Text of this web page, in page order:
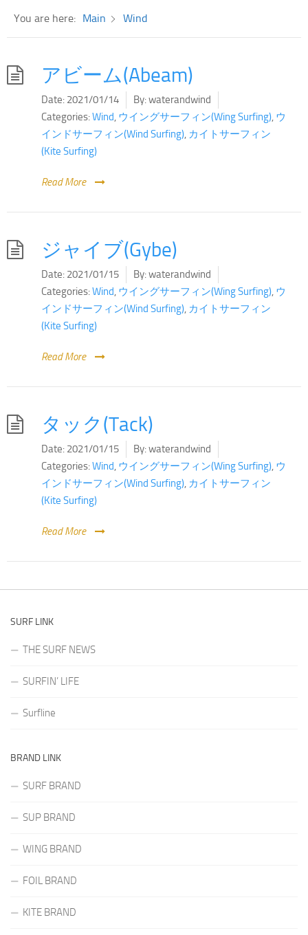
You are here: Main Wind
アビーム(Abeam)
Date: 2021/01/14 By:waterandwind
Categories:Wind, ウイングサーフィン(Wing Surfing), ウ
インドサーフィン(Wind Surfing), カイトサーフィン
(Kite Surfing)
Read More
ジャイブ(Gybe)
Date: 2021/01/15 By:waterandwind
Categories:Wind, ウイングサーフィン(Wing Surfing), ウ
インドサーフィン(Wind Surfing), カイトサーフィン
(Kite Surfing)
Read More
タック(Tack)
Date: 2021/01/15 By:waterandwind
Categories:Wind, ウイングサーフィン(Wing Surfing), ウ
インドサーフィン(Wind Surfing), カイトサーフィン
(Kite Surfing)
Read More
SURF LINK
THE SURF NEWS
SURFIN’ LIFE
Surfline
BRAND LINK
SURF BRAND
SUP BRAND
WING BRAND
FOIL BRAND
KITE BRAND